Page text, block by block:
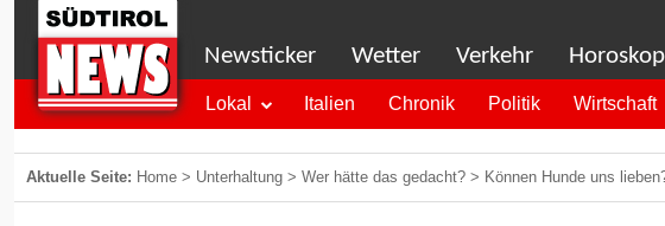
Newsticker Wetter Verkehr Horoskop
Lokal Italien Chronik Politik Wirtschaft
Aktuelle Seite: Home > Unterhaltung > Wer hätte das gedacht? > Können Hunde uns